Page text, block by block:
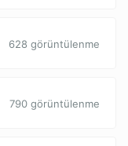
628 görüntülenme
790 görüntülenme